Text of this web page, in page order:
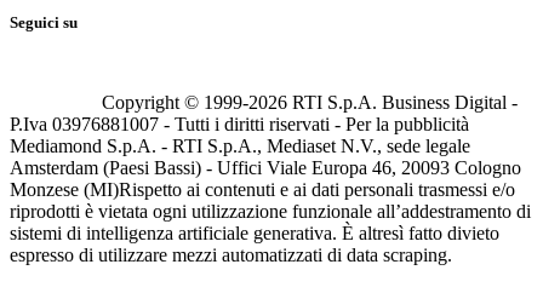
Seguici su
Copyright © 1999-2026 RTI S.p.A. Business Digital -
P.Iva 03976881007 - Tutti i diritti riservati - Per la pubblicità
Mediamond S.p.A. - RTI S.p.A., Mediaset N.V., sede legale
Amsterdam (Paesi Bassi) - Uffici Viale Europa 46, 20093 Cologno
Monzese (MI)Rispetto ai contenuti e ai dati personali trasmessi e/o
riprodotti è vietata ogni utilizzazione funzionale all’addestramento di
sistemi di intelligenza artificiale generativa. È altresì fatto divieto
espresso di utilizzare mezzi automatizzati di data scraping.